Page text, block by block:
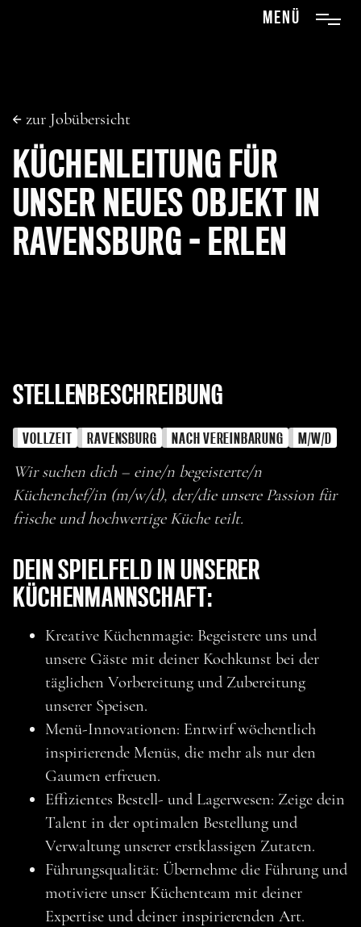
menü
zur Jobübersicht
KÜCHENLEITUNG FÜR
UNSER NEUES OBJEKT IN
RAVENSBURG - ERLEN
STELLENBESCHREIBUNG
VOLLZEIT RAVENSBURG NACH VEREINBARUNG M/W/D
Wir suchen dich – eine/n begeisterte/n
Küchenchef/in (m/w/d), der/die unsere Passion für
frische und hochwertige Küche teilt.
DEIN SPIELFELD IN UNSERER
KÜCHENMANNSCHAFT:
Kreative Küchenmagie: Begeistere uns und
unsere Gäste mit deiner Kochkunst bei der
täglichen Vorbereitung und Zubereitung
unserer Speisen.
Menü-Innovationen: Entwirf wöchentlich
inspirierende Menüs, die mehr als nur den
Gaumen erfreuen.
Effizientes Bestell- und Lagerwesen: Zeige dein
Talent in der optimalen Bestellung und
Verwaltung unserer erstklassigen Zutaten.
Führungsqualität: Übernehme die Führung und
motiviere unser Küchenteam mit deiner
Expertise und deiner inspirierenden Art.